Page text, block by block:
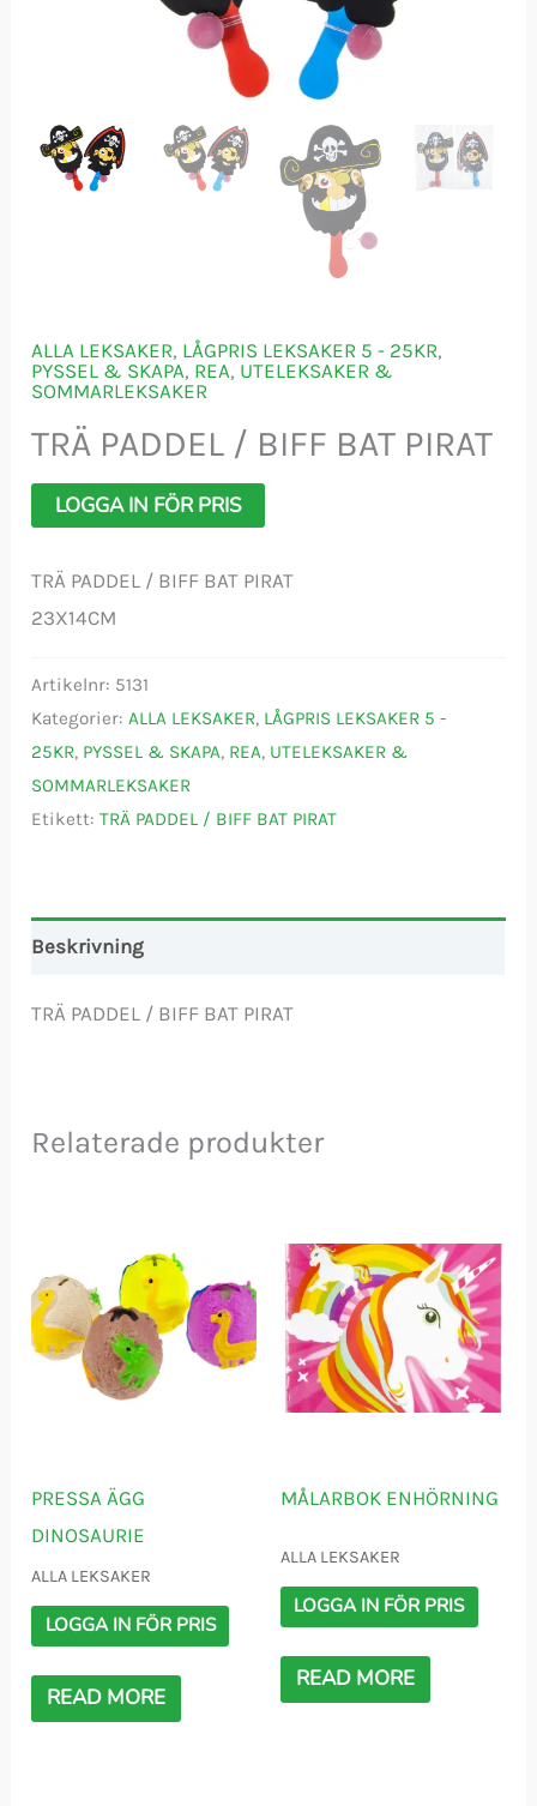
ALLA LEKSAKER, LÅGPRIS LEKSAKER 5 - 25KR,
PYSSEL & SKAPA, REA, UTELEKSAKER &
SOMMARLEKSAKER
TRÄ PADDEL / BIFF BAT PIRAT
LOGGA IN FÖR PRIS
TRÄ PADDEL / BIFF BAT PIRAT
23X14CM
Artikelnr: 5131
Kategorier:ALLA LEKSAKER, LÅGPRIS LEKSAKER 5 -
25KR, PYSSEL & SKAPA, REA, UTELEKSAKER &
SOMMARLEKSAKER
Etikett:TRÄ PADDEL / BIFF BAT PIRAT
Beskrivning
TRÄ PADDEL / BIFF BAT PIRAT
Relaterade produkter
PRESSA ÄGG
DINOSAURIE
ALLA LEKSAKER
LOGGA IN FÖR PRIS
READ MORE
MÅLARBOK ENHÖRNING
ALLA LEKSAKER
LOGGA IN FÖR PRIS
READ MORE